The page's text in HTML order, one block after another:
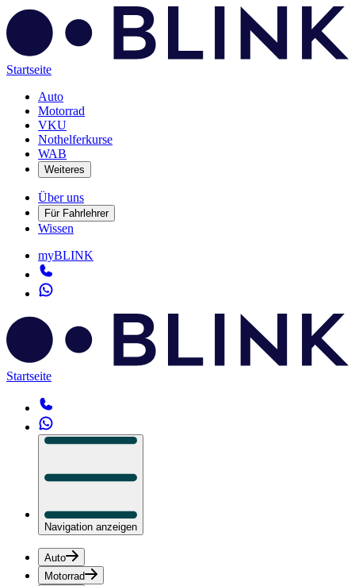
Startseite
Auto
Motorrad
VKU
Nothelferkurse
WAB
Weiteres
Über uns
Für Fahrlehrer
Wissen
myBLINK
Startseite
Navigation anzeigen
Auto
Motorrad